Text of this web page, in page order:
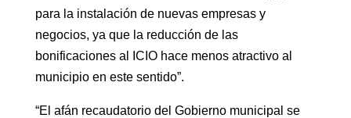
para la instalación de nuevas empresas y
negocios, ya que la reducción de las
bonificaciones al ICIO hace menos atractivo al
municipio en este sentido”.
“El afán recaudatorio del Gobierno municipal se